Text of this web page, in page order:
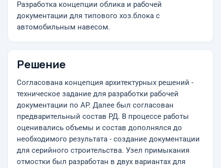
Разработка концепции облика и рабочей
документации для типового хоз.блока с
автомобильным навесом.
Решение
Согласована концепция архитектурных решений -
техническое задание для разработки рабочей
документации по АР. Далее был согласован
предварительный состав РД. В процессе работы
оценивались объемы и состав дополнялся до
необходимого результата - создание документации
для серийного строительства. Узел примыкания
отмостки был разработан в двух вариантах для